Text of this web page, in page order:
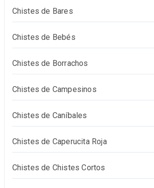
Chistes de Bares
Chistes de Bebés
Chistes de Borrachos
Chistes de Campesinos
Chistes de Caníbales
Chistes de Caperucita Roja
Chistes de Chistes Cortos